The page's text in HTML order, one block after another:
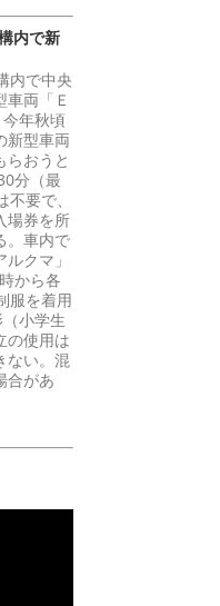
内で新
内で中央
両「Ｅ
年秋頃
新型車両
らおうと
分（最
要で、
場券を所
。車内で
クマ」
から各
服を着用
小学生
の使用は
ない。混
合があ